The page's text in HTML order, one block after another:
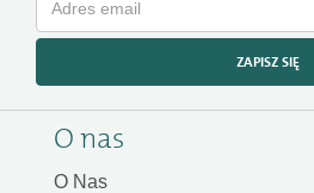
ZAPISZ SIĘ
O nas
O Nas